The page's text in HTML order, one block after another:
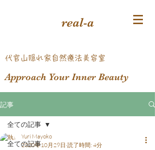
real-a
​代官山隠れ家自然療法美容室
Approach Your Inner Beauty
記事
全ての記事
全ての記事
Yuri Mayoko
2020年10月29日 読了時間: 4分